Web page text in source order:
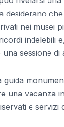
desiderano
nei musei
indelebili
una sessione di
guida
una vacanza
e servizi